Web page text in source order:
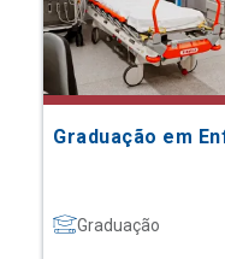
Graduação em
Graduação